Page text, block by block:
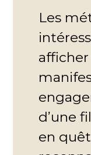
Les
d’une
en